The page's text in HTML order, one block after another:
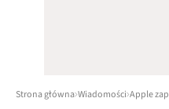
Strona główna Wiadomości